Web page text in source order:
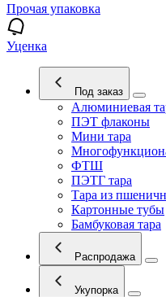
Прочая упаковка
Уценка
Под заказ
Алюминиевая
ПЭТ флаконы
Мини тара
ФТШ
ПЭТГ тара
Тара из
Картонные тубы
Бамбуковая тара
Распродажа
Укупорка